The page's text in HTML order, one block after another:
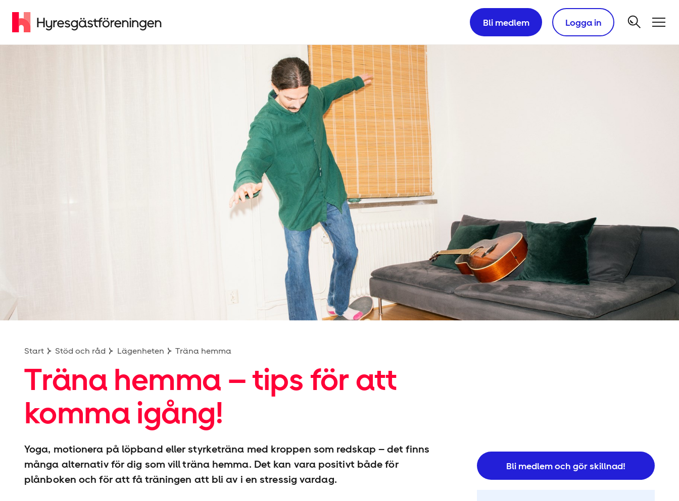
Bli medlem Logga in
Start Stöd och råd Lägenheten Träna hemma
Träna hemma – tips för att
komma igång!
Yoga, motionera på löpband eller styrketräna med kroppen som redskap – det finns
många alternativ för dig som vill träna hemma. Det kan vara positivt både för
plånboken och för att få träningen att bli av i en stressig vardag.
Bli medlem och gör skillnad!